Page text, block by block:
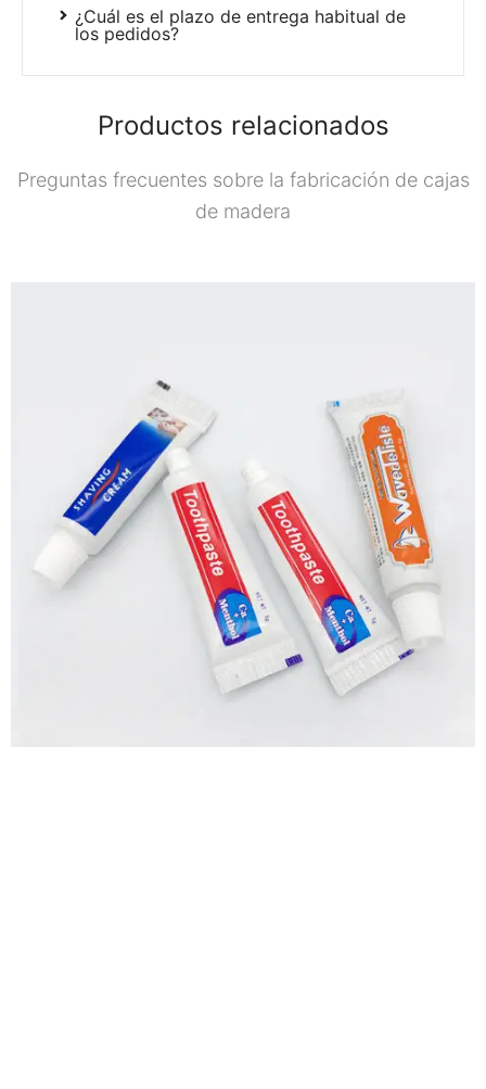
¿Cuál es el plazo de entrega habitual de
los pedidos?
Productos relacionados
Preguntas frecuentes sobre la fabricación de cajas
de madera